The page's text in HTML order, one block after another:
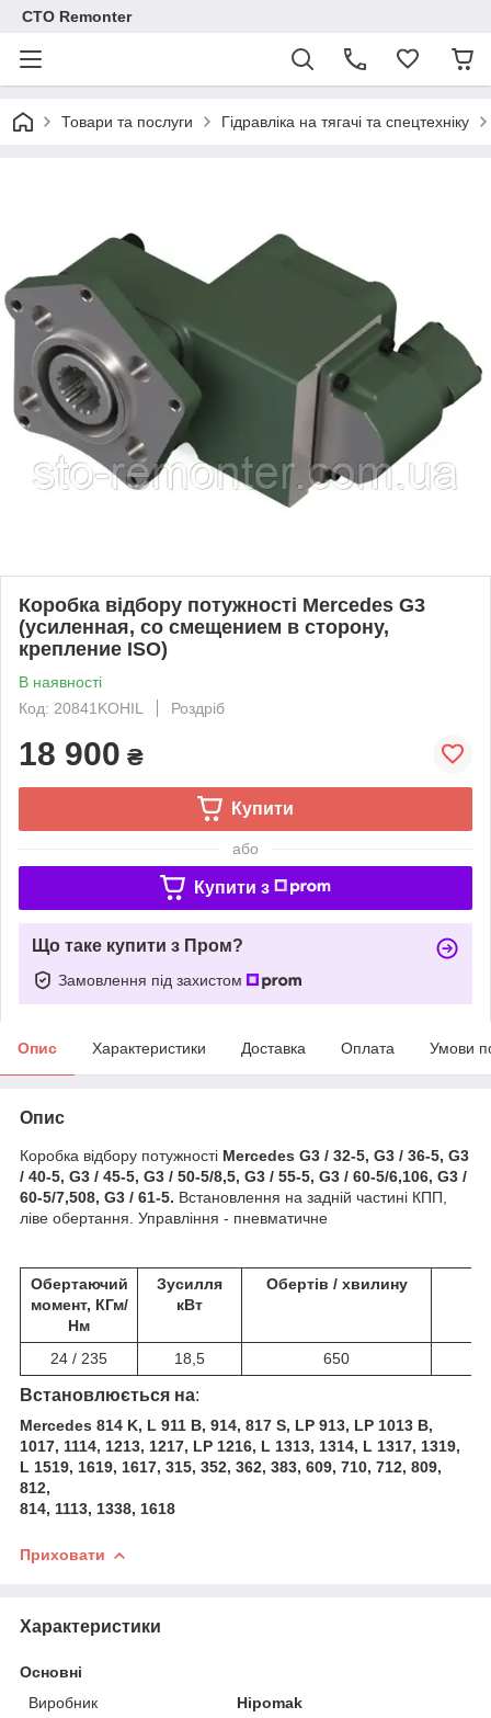
СТО Remonter
Товари та послуги Гідравліка на тягачі та спецтехніку
Коробка відбору потужності Mercedes G3
(усиленная, со смещением в сторону,
крепление ISO)
В наявності
Код: 20841KOHIL
Роздріб
18 900 ₴
Купити
або
Купити з
Що таке купити з Пром?
Замовлення під захистом
Опис Характеристики Доставка Оплата Умови
Опис
Коробка відбору потужності Mercedes G3 / 32-5, G3 / 36-5, G3
/ 40-5, G3 / 45-5, G3 / 50-5/8,5, G3 / 55-5, G3 / 60-5/6,106, G3 /
60-5/7,508, G3 / 61-5. Встановлення на задній частині КПП,
ліве обертання. Управління - пневматичне
Обертаючий
момент, КГм/
Нм
Зусилля
кВт
Обертів / хвилину
24 / 235 18,5 650
Встановлюється на:
Mercedes 814 K, L 911 B, 914, 817 S, LP 913, LP 1013 B,
1017, 1114, 1213, 1217, LP 1216, L 1313, 1314, L 1317, 1319,
L 1519, 1619, 1617, 315, 352, 362, 383, 609, 710, 712, 809,
812,
814, 1113, 1338, 1618
Приховати
Характеристики
Основні
Виробник
Hipomak